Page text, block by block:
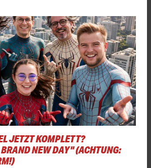
JETZT KOMPLETT?
NEW DAY" (ACHTUNG: